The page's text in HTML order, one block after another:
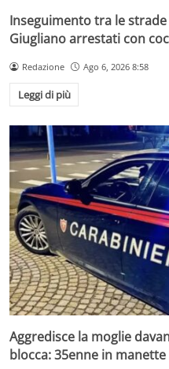
Inseguimento tra le
Giugliano arrestati con
Redazione Ago 6, 2026 8:58
Leggi di più
Aggredisce la moglie
blocca: 35enne in